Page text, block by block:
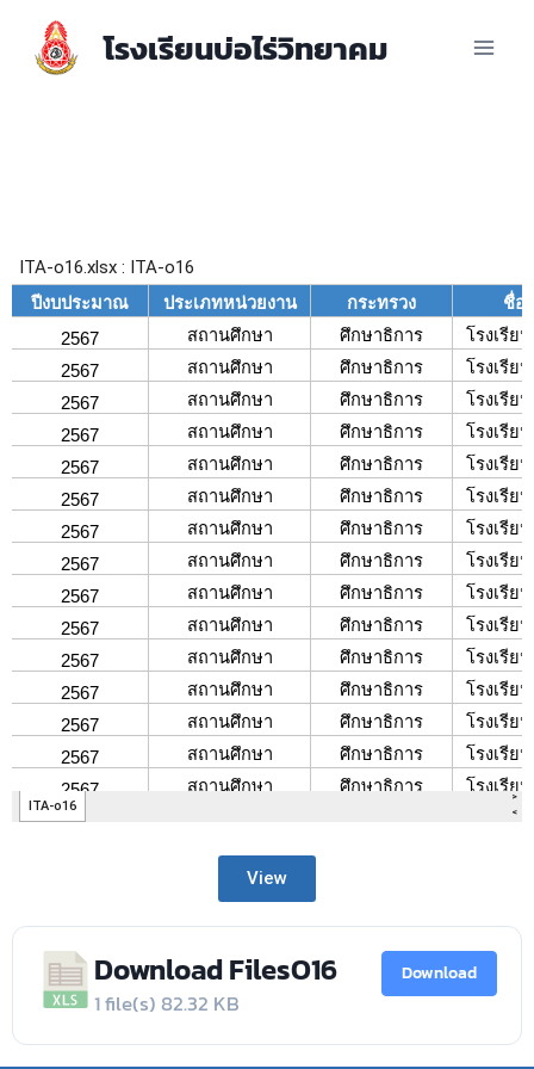
โรงเรียนบ่อไร่วิทยาคม
View
Download FilesO16
1 file(s) 82.32 KB
Download